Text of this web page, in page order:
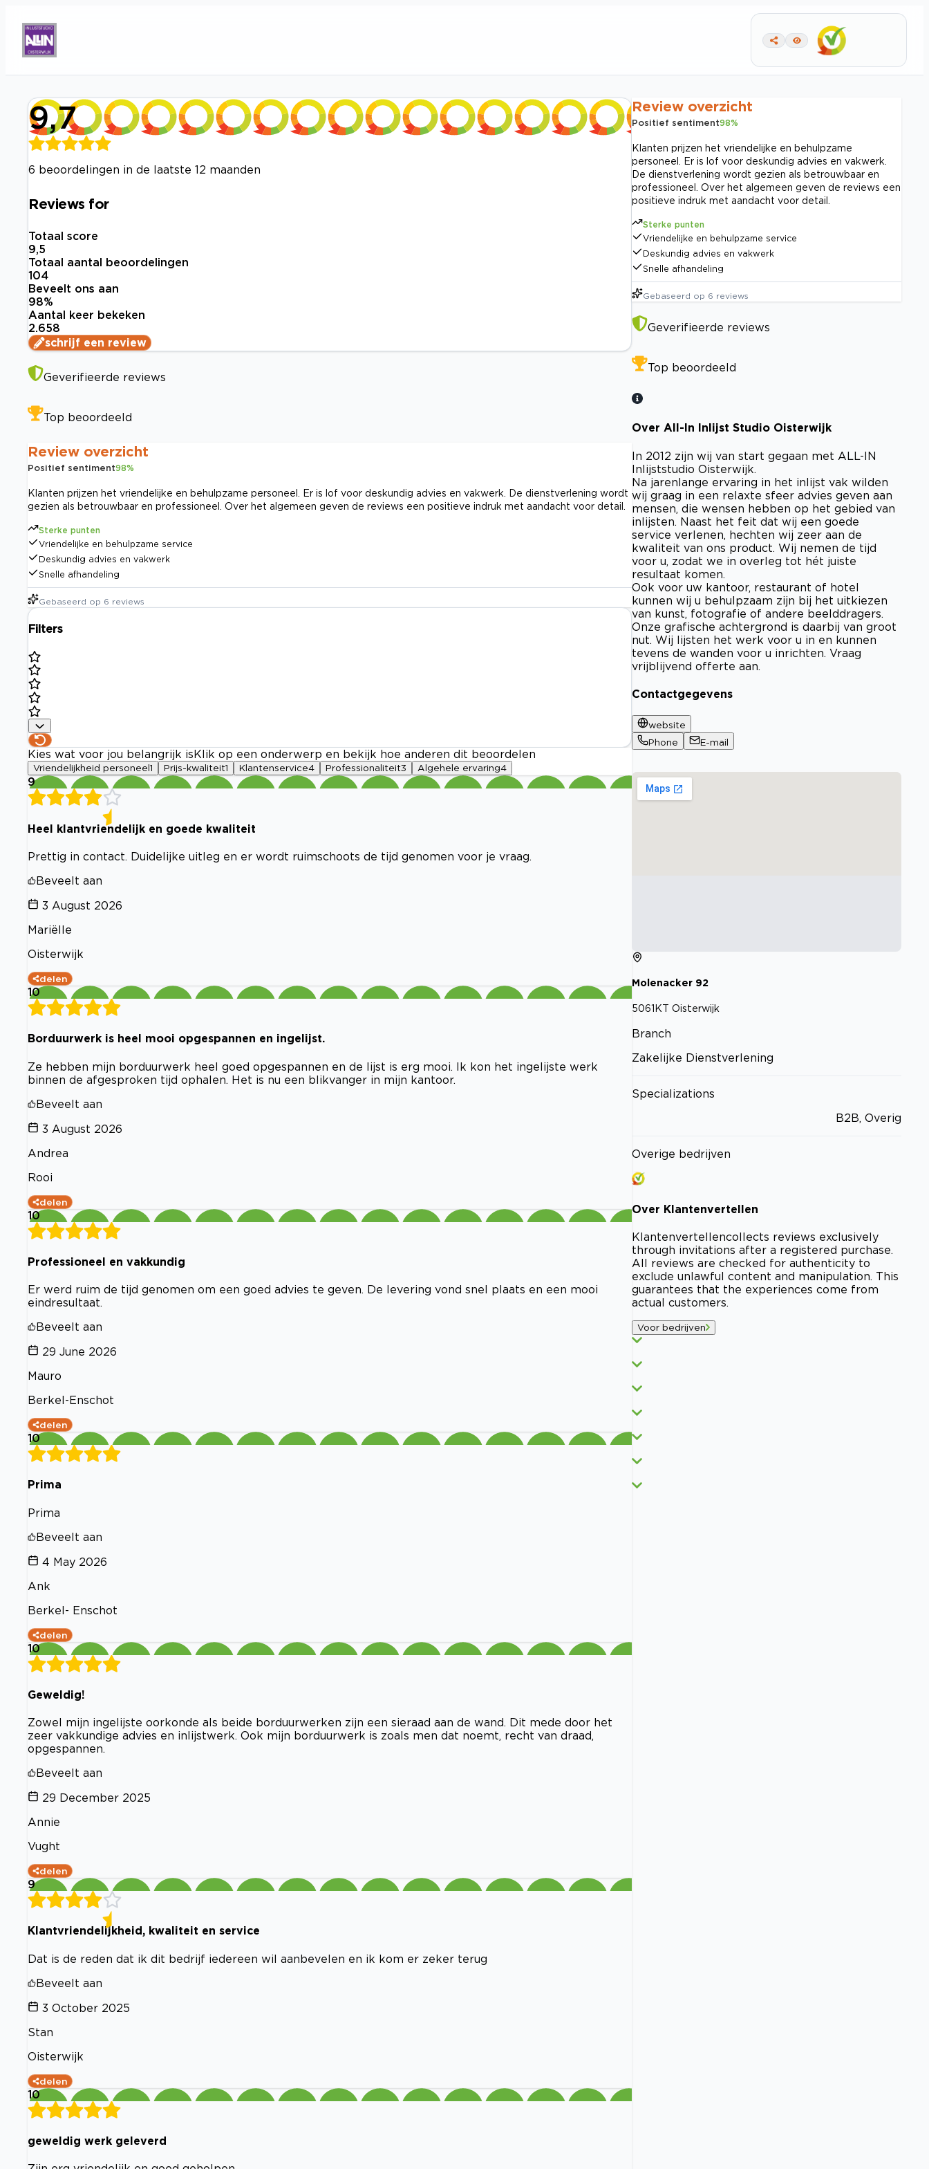
9,7
6 beoordelingen in de laatste 12 maanden
Reviews for
Totaal score
9,5
Totaal aantal beoordelingen
104
Beveelt ons aan
98%
Aantal keer bekeken
2.658
schrijf een review
Geverifieerde reviews
Top beoordeeld
Review overzicht
Positief sentiment98%
Klanten prijzen het vriendelijke en behulpzame personeel. Er is lof voor deskundig advies en vakwerk. De dienstverlening wordt
gezien als betrouwbaar en professioneel. Over het algemeen geven de reviews een positieve indruk met aandacht voor detail.
Sterke punten
Vriendelijke en behulpzame service
Deskundig advies en vakwerk
Snelle afhandeling
Gebaseerd op 6 reviews
Filters
Kies wat voor jou belangrijk is Klik op een onderwerp en bekijk hoe anderen dit beoordelen
Vriendelijkheid personeel 1 Prijs-kwaliteit1 Klantenservice4 Professionaliteit3 Algehele ervaring4
9
Heel klantvriendelijk en goede kwaliteit
Prettig in contact. Duidelijke uitleg en er wordt ruimschoots de tijd genomen voor je vraag.
Beveelt aan
3 August 2026
Mariëlle
Oisterwijk
delen
10
Borduurwerk is heel mooi opgespannen en ingelijst.
Ze hebben mijn borduurwerk heel goed opgespannen en de lijst is erg mooi. Ik kon het ingelijste werk
binnen de afgesproken tijd ophalen. Het is nu een blikvanger in mijn kantoor.
Beveelt aan
3 August 2026
Andrea
Rooi
delen
10
Professioneel en vakkundig
Er werd ruim de tijd genomen om een goed advies te geven. De levering vond snel plaats en een mooi
eindresultaat.
Beveelt aan
29 June 2026
Mauro
Berkel-Enschot
delen
10
Prima
Prima
Beveelt aan
4 May 2026
Ank
Berkel- Enschot
delen
10
Geweldig!
Zowel mijn ingelijste oorkonde als beide borduurwerken zijn een sieraad aan de wand. Dit mede door het
zeer vakkundige advies en inlijstwerk. Ook mijn borduurwerk is zoals men dat noemt, recht van draad,
opgespannen.
Beveelt aan
29 December 2025
Annie
Vught
delen
9
Klantvriendelijkheid, kwaliteit en service
Dat is de reden dat ik dit bedrijf iedereen wil aanbevelen en ik kom er zeker terug
Beveelt aan
3 October 2025
Stan
Oisterwijk
delen
10
geweldig werk geleverd
Review overzicht
Positief sentiment98%
Klanten prijzen het vriendelijke en behulpzame
personeel. Er is lof voor deskundig advies en vakwerk.
De dienstverlening wordt gezien als betrouwbaar en
professioneel. Over het algemeen geven de reviews een
positieve indruk met aandacht voor detail.
Sterke punten
Vriendelijke en behulpzame service
Deskundig advies en vakwerk
Snelle afhandeling
Gebaseerd op 6 reviews
Geverifieerde reviews
Top beoordeeld
Over All-In Inlijst Studio Oisterwijk
In 2012 zijn wij van start gegaan met ALL-IN
Inlijststudio Oisterwijk.
Na jarenlange ervaring in het inlijst vak wilden
wij graag in een relaxte sfeer advies geven aan
mensen, die wensen hebben op het gebied van
inlijsten. Naast het feit dat wij een goede
service verlenen, hechten wij zeer aan de
kwaliteit van ons product. Wij nemen de tijd
voor u, zodat we in overleg tot hét juiste
resultaat komen.
Ook voor uw kantoor, restaurant of hotel
kunnen wij u behulpzaam zijn bij het uitkiezen
van kunst, fotografie of andere beelddragers.
Onze grafische achtergrond is daarbij van groot
nut. Wij lijsten het werk voor u in en kunnen
tevens de wanden voor u inrichten. Vraag
vrijblijvend offerte aan.
Contactgegevens
website
Phone
E-mail
Molenacker 92
5061KT Oisterwijk
Branch
Zakelijke Dienstverlening
Specializations
B2B, Overig
Overige bedrijven
Over Klantenvertellen
Klantenvertellencollects reviews exclusively
through invitations after a registered purchase.
All reviews are checked for authenticity to
exclude unlawful content and manipulation. This
guarantees that the experiences come from
actual customers.
Voor bedrijven